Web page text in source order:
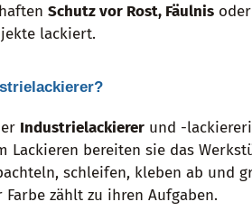
Schutz vor Rost, Fäulnis
lackiert.
Industrielackierer und -
Lackieren bereiten sie das
schleifen, kleben ab und
zählt zu ihren Aufgaben.